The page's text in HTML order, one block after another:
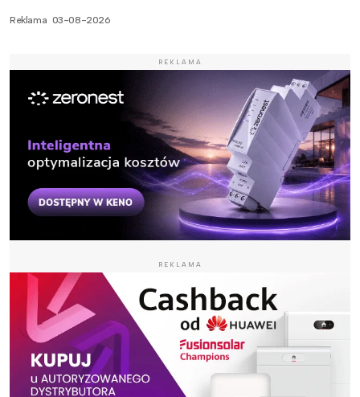
Reklama 03-08-2026
REKLAMA
REKLAMA